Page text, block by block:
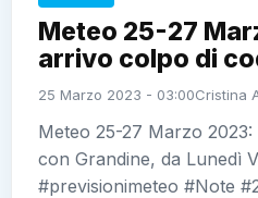
Meteo 25-27
arrivo colpo di
25 Marzo 2023 - 03:00Cristina
Meteo 25-27 Marzo
con Grandine, da Lunedì
#previsionimeteo #Note